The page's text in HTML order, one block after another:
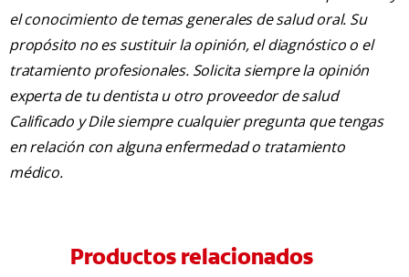
el conocimiento de temas generales de salud oral. Su
propósito no es sustituir la opinión, el diagnóstico o el
tratamiento profesionales. Solicita siempre la opinión
experta de tu dentista u otro proveedor de salud
Calificado y Dile siempre cualquier pregunta que tengas
en relación con alguna enfermedad o tratamiento
médico.
Productos relacionados